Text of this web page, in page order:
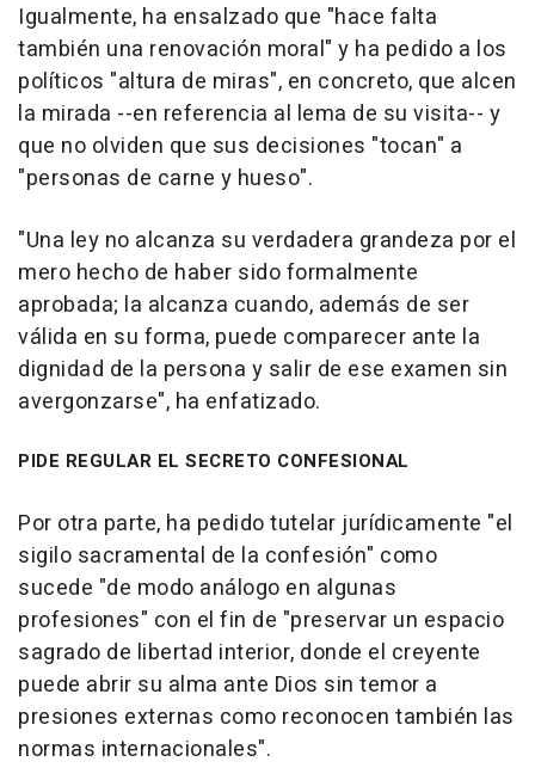
Igualmente, ha ensalzado que "hace falta
también una renovación moral" y ha pedido a los
políticos "altura de miras", en concreto, que alcen
la mirada --en referencia al lema de su visita-- y
que no olviden que sus decisiones "tocan" a
"personas de carne y hueso".
"Una ley no alcanza su verdadera grandeza por el
mero hecho de haber sido formalmente
aprobada; la alcanza cuando, además de ser
válida en su forma, puede comparecer ante la
dignidad de la persona y salir de ese examen sin
avergonzarse", ha enfatizado.
PIDE REGULAR EL SECRETO CONFESIONAL
Por otra parte, ha pedido tutelar jurídicamente "el
sigilo sacramental de la confesión" como
sucede "de modo análogo en algunas
profesiones" con el fin de "preservar un espacio
sagrado de libertad interior, donde el creyente
puede abrir su alma ante Dios sin temor a
presiones externas como reconocen también las
normas internacionales".